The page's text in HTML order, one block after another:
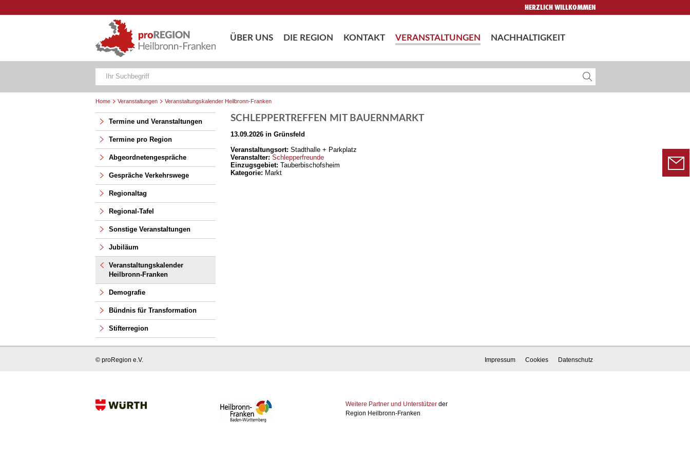
HERZLICH WILLKOMMEN
ÜBER UNS DIE REGION KONTAKT VERANSTALTUNGEN NACHHALTIGKEIT
Home Veranstaltungen Veranstaltungskalender Heilbronn-Franken
Termine und Veranstaltungen
Termine pro Region
Abgeordnetengespräche
Gespräche Verkehrswege
Regionaltag
Regional-Tafel
Sonstige Veranstaltungen
Jubiläum
Veranstaltungskalender
Heilbronn-Franken
Demografie
Bündnis für Transformation
Stifterregion
SCHLEPPERTREFFEN MIT BAUERNMARKT
13.09.2026 in Grünsfeld
Veranstaltungsort: Stadthalle + Parkplatz
Veranstalter: Schlepperfreunde
Einzugsgebiet: Tauberbischofsheim
Kategorie: Markt
© proRegion e.V. Impressum Cookies Datenschutz
Weitere Partner und Unterstützerder
Region Heilbronn-Franken